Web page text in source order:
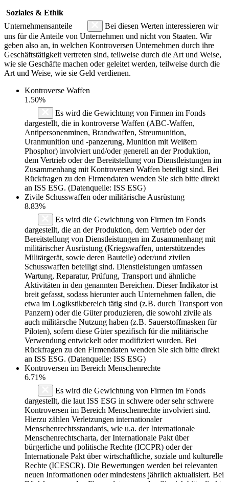
Soziales & Ethik
Unternehmensanteile
Bei diesen Werten interessieren wir
uns für die Anteile von Unternehmen und nicht von Staaten. Wir
geben also an, in welchen Kontroversen Unternehmen durch ihre
Geschäftstätigkeit vertreten sind, teilweise durch die Art und Weise,
wie sie Geschäfte machen oder geleitet werden, teilweise durch die
Art und Weise, wie sie Geld verdienen.
Kontroverse Waffen
1.50%
Es wird die Gewichtung von Firmen im Fonds
dargestellt, die in kontroverse Waffen (ABC-Waffen,
Antipersonenminen, Brandwaffen, Streumunition,
Uranmunition und -panzerung, Munition mit Weißem
Phosphor) involviert und/oder generell an der Produktion,
dem Vertrieb oder der Bereitstellung von Dienstleistungen im
Zusammenhang mit Kontroversen Waffen beteiligt sind. Bei
Rückfragen zu den Firmendaten wenden Sie sich bitte direkt
an ISS ESG. (Datenquelle: ISS ESG)
Zivile Schusswaffen oder militärische Ausrüstung
8.83%
Es wird die Gewichtung von Firmen im Fonds
dargestellt, die an der Produktion, dem Vertrieb oder der
Bereitstellung von Dienstleistungen im Zusammenhang mit
militärischer Ausrüstung (Kriegswaffen, unterstützendes
Militärgerät, sowie deren Bauteile) oder/und zivilen
Schusswaffen beteiligt sind. Dienstleistungen umfassen
Wartung, Reparatur, Prüfung, Transport und ähnliche
Aktivitäten in den genannten Bereichen. Dieser Indikator ist
breit gefasst, sodass hierunter auch Unternehmen fallen, die
etwa im Logikstikbereich tätig sind (z.B. durch Transport von
Panzern) oder die Güter produzieren, die sowohl zivile als
auch militärsche Nutzung haben (z.B. Sauerstoffmasken für
Piloten), sofern diese Güter spezifisch für die militärische
Verwendung entwickelt oder modifiziert wurden. Bei
Rückfragen zu den Firmendaten wenden Sie sich bitte direkt
an ISS ESG. (Datenquelle: ISS ESG)
Kontroversen im Bereich Menschenrechte
6.71%
Es wird die Gewichtung von Firmen im Fonds
dargestellt, die laut ISS ESG in schwere oder sehr schwere
Kontroversen im Bereich Menschenrechte involviert sind.
Hierzu zählen Verletzungen internationaler
Menschenrechtsstandards, wie u.a. der Internationale
Menschenrechtscharta, der Internationale Pakt über
bürgerliche und politische Rechte (ICCPR) oder der
Internationale Pakt über wirtschaftliche, soziale und kulturelle
Rechte (ICESCR). Die Bewertungen werden bei relevanten
neuen Informationen oder mindestens jährlich aktualisiert. Bei